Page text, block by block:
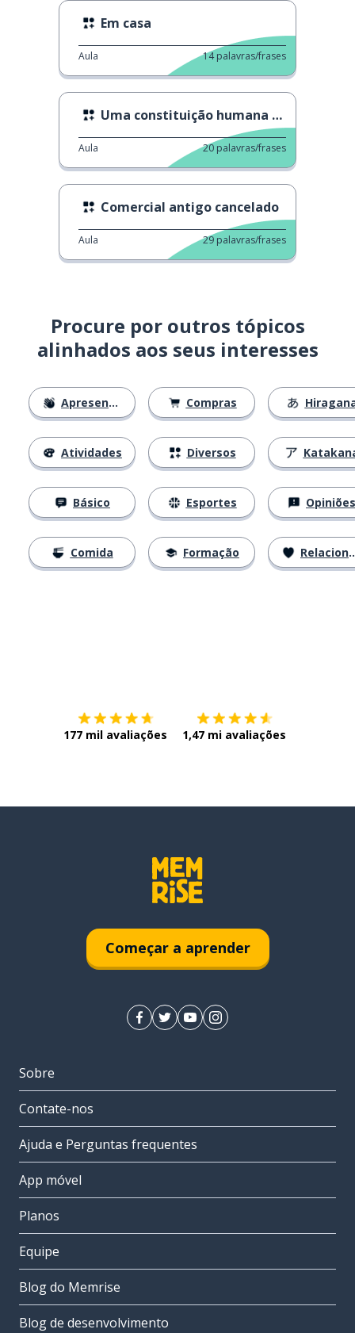
Em casa
Aula 14 palavras/frases
Uma constituição humana especial
Aula 20 palavras/frases
Comercial antigo cancelado
Aula 29 palavras/frases
Procure por outros tópicos
alinhados aos seus interesses
Apresentações
Atividades
Básico
Comida
Compras
Diversos
Esportes
Formação
Opiniões
Relacionamentos
177 mil avaliações 1,47 mi avaliações
Começar a aprender
Sobre
Contate-nos
Ajuda e Perguntas frequentes
App móvel
Planos
Equipe
Blog do Memrise
Blog de desenvolvimento